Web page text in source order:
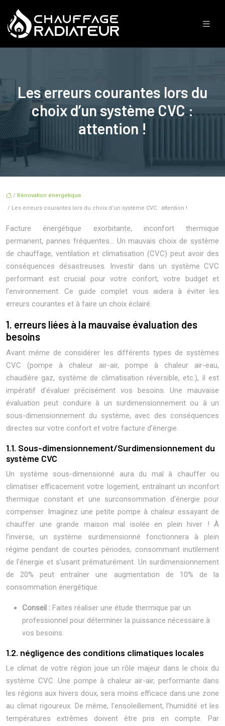
Les erreurs courantes lors du
choix d’un système CVC :
attention !
/ Rénovation énergetique
/ Les erreurs courantes lors du choix d’un système CVC : attention !
Facture énergétique exorbitante, inconfort thermique
permanent, pannes fréquentes… Un mauvais choix de système
de chauffage, ventilation et climatisation (CVC) peut avoir des
conséquences désastreuses. Investir dans un système CVC
performant est crucial pour votre confort, votre budget et
l’environnement. Ce guide complet vous aidera à éviter les
erreurs courantes et à faire un choix éclairé.
1. erreurs liées à la mauvaise évaluation des
besoins
Avant même de considérer les différents types de systèmes
CVC (pompe à chaleur air-air, pompe à chaleur air-eau,
chaudière gaz, système de climatisation réversible, etc.), il est
impératif d’évaluer précisément vos besoins. Une mauvaise
évaluation peut conduire à un surdimensionnement ou à un
sous-dimensionnement du système, avec des conséquences
directes sur votre confort et votre facture d’énergie.
1.1. Sous-dimensionnement/Surdimensionnement du
système CVC
Un système sous-dimensionné aura du mal à chauffer ou
climatiser efficacement votre logement, entraînant un inconfort
thermique constant et une surconsommation d’énergie pour
compenser. Imaginez une petite pompe à chaleur essayant de
chauffer une grande maison mal isolée en plein hiver ! À
l’inverse, un système surdimensionné fonctionnera à plein
régime pendant de courtes périodes, consommant inutilement
de l’énergie et s’usant prématurément. Un surdimensionnement
de 20% peut entraîner une augmentation de 10% de la
consommation énergétique.
Conseil : Faites réaliser une étude thermique par un
professionnel pour déterminer la puissance nécessaire à
vos besoins.
1.2. négligence des conditions climatiques locales
Le climat de votre région joue un rôle majeur dans le choix du
système CVC. Une pompe à chaleur air-air, performante dans
les régions aux hivers doux, sera moins efficace dans une zone
au climat rigoureux. De même, l’ensoleillement, l’humidité et les
températures extrêmes doivent être pris en compte. Par